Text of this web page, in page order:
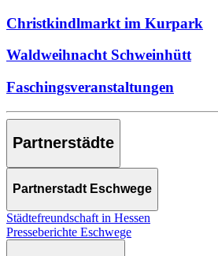
Christkindlmarkt im Kurpark
Waldweihnacht Schweinhütt
Faschingsveranstaltungen
Partnerstädte
Partnerstadt Eschwege
Städtefreundschaft in Hessen
Presseberichte Eschwege